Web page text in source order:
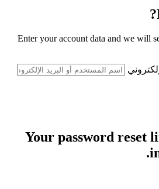
Enter your account data and we will
Your password reset